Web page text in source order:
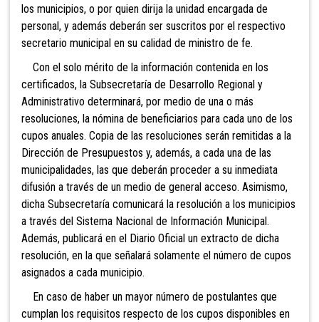
los municipios, o por quien dirija la unidad encargada de
personal, y además deberán ser suscritos por el respectivo
secretario municipal en su calidad de ministro de fe.
Con el solo mérito de la información contenida en los
certificados, la Subsecretaría de Desarrollo Regional y
Administrativo determinará, por medio de una o más
resoluciones, la nómina de beneficiarios para cada uno de los
cupos anuales. Copia de las resoluciones serán remitidas a la
Dirección de Presupuestos y, además, a cada una de las
municipalidades, las que deberán proceder a su inmediata
difusión a través de un medio de general acceso. Asimismo,
dicha Subsecretaría comunicará la resolución a los municipios
a través del Sistema Nacional de Información Municipal.
Además, publicará en el Diario Oficial un extracto de dicha
resolución, en la que señalará solamente el número de cupos
asignados a cada municipio.
En caso de haber un mayor número de postulantes que
cumplan los requisitos respecto de los cupos disponibles en